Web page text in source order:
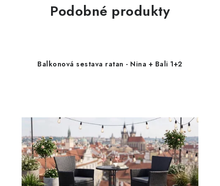
Podobné produkty
Balkonová sestava ratan - Nina + Bali 1+2